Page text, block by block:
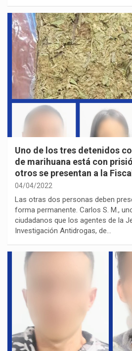
Uno de los tres detenidos
de marihuana está con
otros se presentan a la
04/04/2022
Las otras dos personas deben
forma permanente. Carlos S. M.,
ciudadanos que los agentes de la
Investigación Antidrogas, de…